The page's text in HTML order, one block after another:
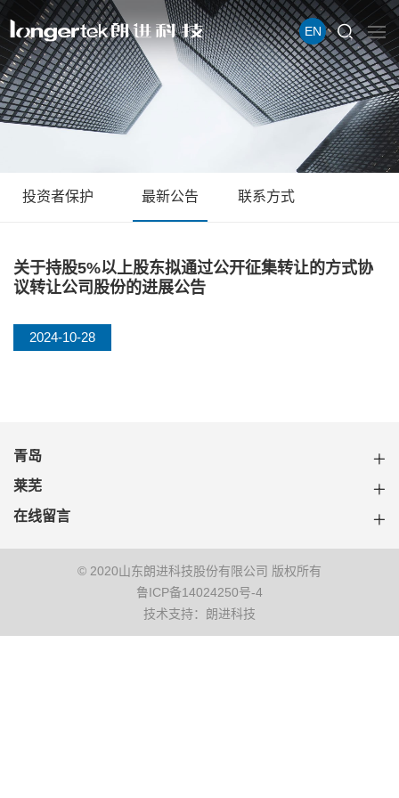
EN
投资者保护 最新公告 联系方式
关于持股5%以上股东拟通过公开征集转让的方式协
议转让公司股份的进展公告
2024-10-28
青岛
莱芜
在线留言
© 2020山东朗进科技股份有限公司 版权所有
鲁ICP备14024250号-4
技术支持：朗进科技